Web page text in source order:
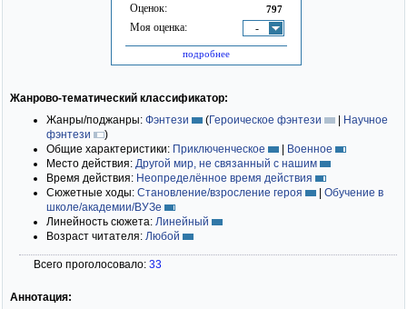
Оценок: 797
Моя оценка: -
подробнее
Жанрово-тематический классификатор:
Жанры/поджанры: Фэнтези (Героическое фэнтези | Научное
фэнтези
)
Общие характеристики: Приключенческое | Военное
Место действия: Другой мир, не связанный с нашим
Время действия: Неопределённое время действия
Сюжетные ходы: Становление/взросление героя | Обучение в
школе/академии/ВУЗе
Линейность сюжета: Линейный
Возраст читателя: Любой
Всего проголосовало: 33
Аннотация: